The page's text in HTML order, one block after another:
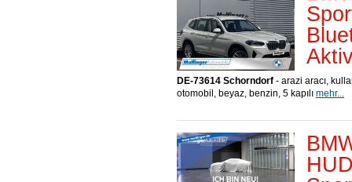
DE-73614 Schorndorf - arazi aracı,
otomobil, beyaz, benzin, 5 kapılı mehr...